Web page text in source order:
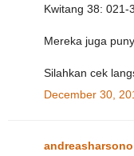
Kwitang 38: 021-
Mereka juga
Silahkan cek
December 30,
andreasharsono